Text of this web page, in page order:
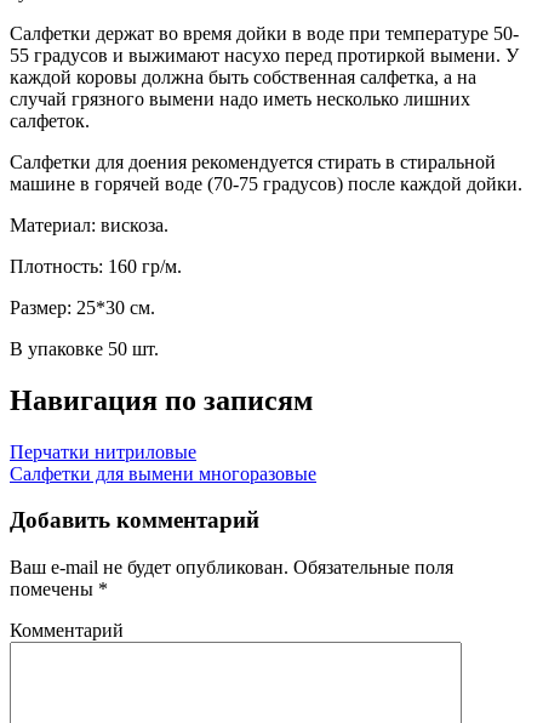
Салфетки держат во время дойки в воде при температуре 50-
55 градусов и выжимают насухо перед протиркой вымени. У
каждой коровы должна быть собственная салфетка, а на
случай грязного вымени надо иметь несколько лишних
салфеток.
Салфетки для доения рекомендуется стирать в стиральной
машине в горячей воде (70-75 градусов) после каждой дойки.
Материал: вискоза.
Плотность: 160 гр/м.
Размер: 25*30 см.
В упаковке 50 шт.
Навигация по записям
Перчатки нитриловые
Салфетки для вымени многоразовые
Добавить комментарий
Ваш e-mail не будет опубликован. Обязательные поля
помечены *
Комментарий